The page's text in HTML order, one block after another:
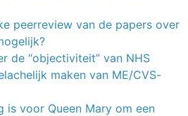
peerreview van de papers over
de “objectiviteit” van NHS
maken van ME/CVS-
is voor Queen Mary om een